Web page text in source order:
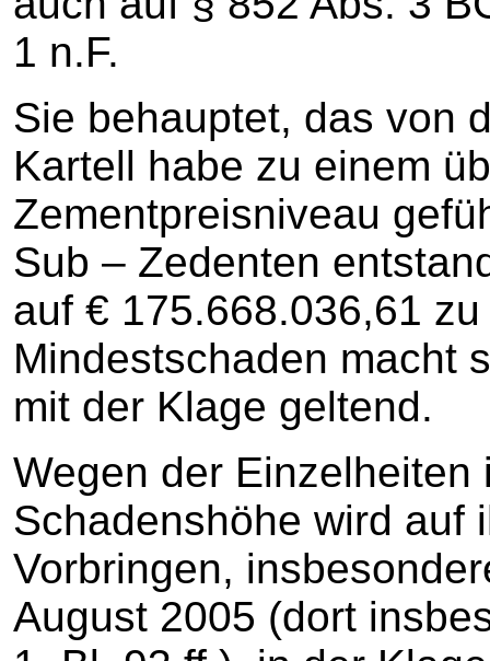
1 n.F.
Sie behauptet, das von
Kartell habe zu einem
Zementpreisniveau
Sub – Zedenten
auf € 175.668.036,61
Mindestschaden macht
mit der Klage geltend.
Wegen der Einzelheiten
Schadenshöhe wird auf
Vorbringen,
August 2005 (dort